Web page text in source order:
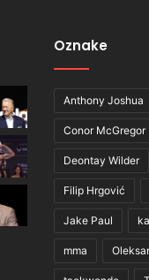
Oznake
Anthony Joshua
Conor McGregor
Deontay Wilder
Filip Hrgović
Jake Paul
mma